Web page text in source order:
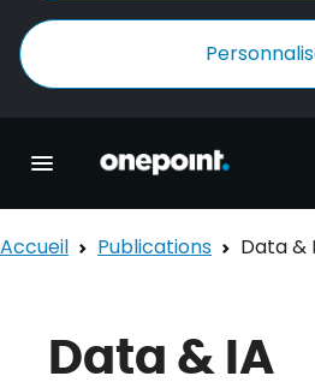
Accueil Publications Data &
Data & IA